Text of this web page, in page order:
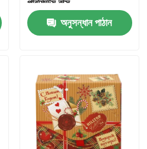
পারফিউম বাক্স
অনুসন্ধান পাঠান